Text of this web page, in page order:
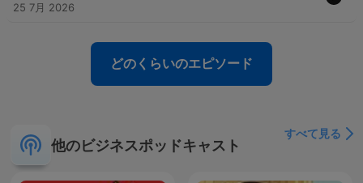
25 7月 2026
どのくらいのエピソード
他のビジネスポッドキャスト
すべて見る